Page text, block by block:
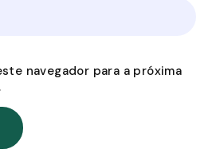
navegador para a próxima